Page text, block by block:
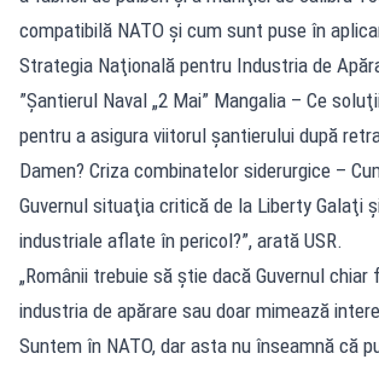
compatibilă NATO şi cum sunt puse în
Strategia Naţională pentru Industria de
”⁠Şantierul Naval „2 Mai” Mangalia – Ce
pentru a asigura viitorul şantierului după
Damen? Criza combinatelor siderurgice –
Guvernul situaţia critică de la Liberty Galaţi
industriale aflate în pericol?”, arată USR.
„Românii trebuie să ştie dacă Guvernul
industria de apărare sau doar mimează
Suntem în NATO, dar asta nu înseamnă că